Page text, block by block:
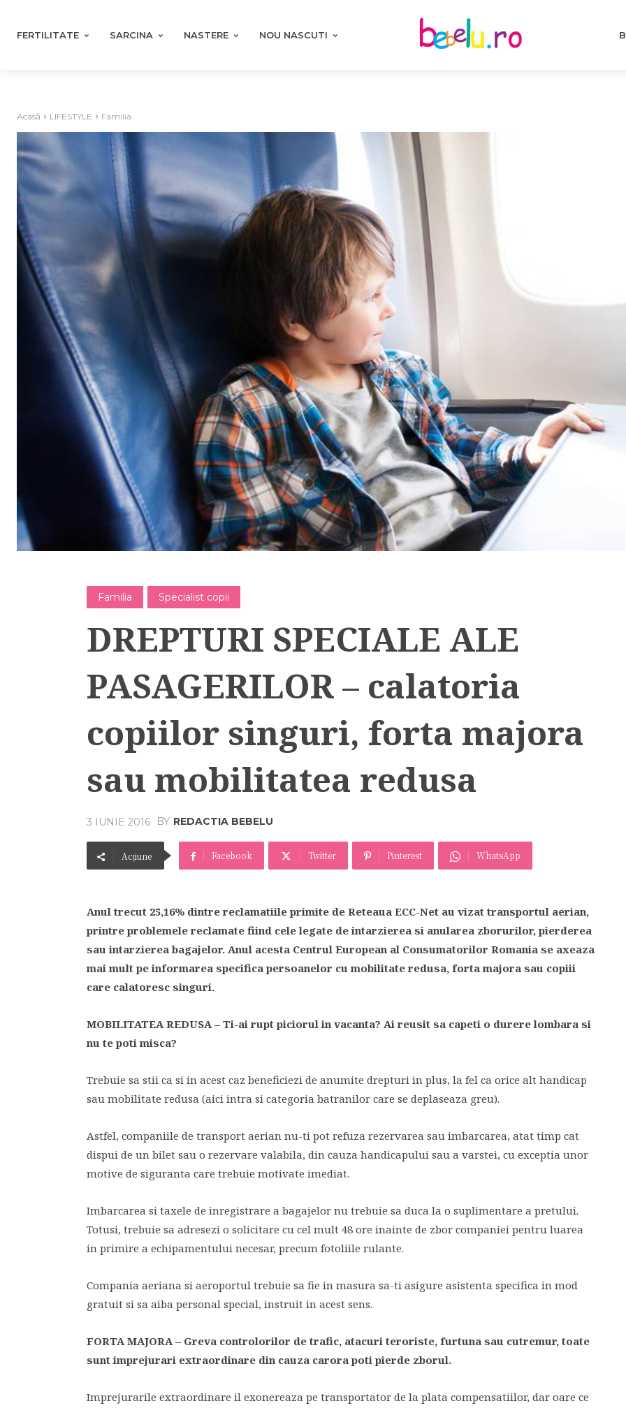
FERTILITATE SARCINA NASTERE NOU NASCUTI
Acasă LIFESTYLE Familia
Familia Specialist copii
DREPTURI SPECIALE ALE
PASAGERILOR – calatoria
copiilor singuri, forta majora
sau mobilitatea redusa
3 IUNIE 2016 BY REDACTIA BEBELU
Acțiune Facebook Twitter Pinterest WhatsApp
Anul trecut 25,16% dintre reclamatiile primite de Reteaua ECC-Net au vizat transportul aerian,
printre problemele reclamate fiind cele legate de intarzierea si anularea zborurilor, pierderea
sau intarzierea bagajelor. Anul acesta Centrul European al Consumatorilor Romania se axeaza
mai mult pe informarea specifica persoanelor cu mobilitate redusa, forta majora sau copiii
care calatoresc singuri.
MOBILITATEA REDUSA– Ti-ai rupt piciorul in vacanta? Ai reusit sa capeti o durere lombara si
nu te poti misca?
Trebuie sa stii ca si in acest caz beneficiezi de anumite drepturi in plus, la fel ca orice alt handicap
sau mobilitate redusa (aici intra si categoria batranilor care se deplaseaza greu).
Astfel, companiile de transport aerian nu-ti pot refuza rezervarea sau imbarcarea, atat timp cat
dispui de un bilet sau o rezervare valabila, din cauza handicapului sau a varstei, cu exceptia unor
motive de siguranta care trebuie motivate imediat.
Imbarcarea si taxele de inregistrare a bagajelor nu trebuie sa duca la o suplimentare a pretului.
Totusi, trebuie sa adresezi o solicitare cu cel mult 48 ore inainte de zbor companiei pentru luarea
in primire a echipamentului necesar, precum fotoliile rulante.
Compania aeriana si aeroportul trebuie sa fie in masura sa-ti asigure asistenta specifica in mod
gratuit si sa aiba personal special, instruit in acest sens.
FORTA MAJORA – Greva controlorilor de trafic, atacuri teroriste, furtuna sau cutremur, toate
sunt imprejurari extraordinare din cauza carora poti pierde zborul.
Imprejurarile extraordinare il exonereaza pe transportator de la plata compensatiilor, dar oare ce